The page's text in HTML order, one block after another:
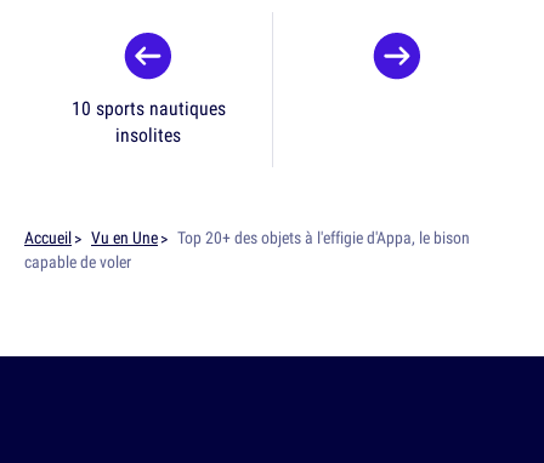
10 sports nautiques
insolites
Accueil Vu en Une
Top 20+ des objets à l'effigie d'Appa, le bison
capable de voler